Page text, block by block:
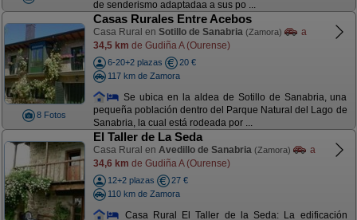
de senderismo adaptadaa a sus po ...
8 Fotos
Casas Rurales Entre Acebos
Casa Rural en Sotillo de Sanabria (Zamora)
a
34,5 km de Gudiña A (Ourense)
6-20+2 plazas
20 €
117 km de Zamora
Se ubica en la aldea de Sotillo de Sanabria, una
pequeña población dentro del Parque Natural del Lago de
Sanabria, la cual está rodeada por ...
El Taller de La Seda
Casa Rural en Avedillo de Sanabria (Zamora)
a
34,6 km de Gudiña A (Ourense)
12+2 plazas
27 €
110 km de Zamora
Casa Rural El Taller de la Seda: La edificación